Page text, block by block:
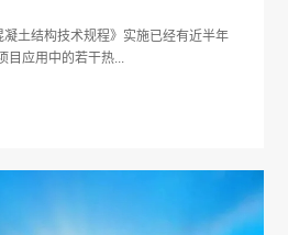
土结构技术规程》实施已经有近半年
目应用中的若干热...